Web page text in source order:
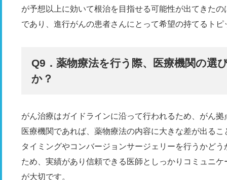
が予想以上に効いて根治を目指せる可能性が出てきた
であり、進行がんの患者さんにとって希望の持てるト
Q9．薬物療法を行う際、医療機関の選
か？
がん治療はガイドラインに沿って行われるため、がん
医療機関であれば、薬物療法の内容に大きな差が出る
タイミングやコンバージョンサージェリーを行うかど
ため、実績があり信頼できる医師としっかりコミュニ
が大切です。